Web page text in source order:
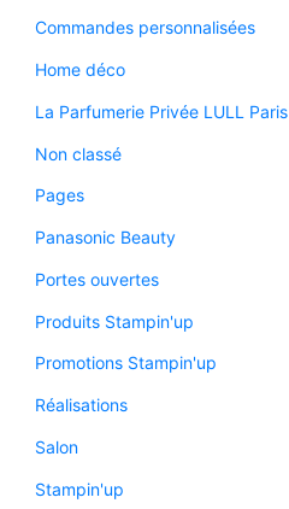
Commandes personnalisées
Home déco
La Parfumerie Privée LULL Paris
Non classé
Pages
Panasonic Beauty
Portes ouvertes
Produits Stampin'up
Promotions Stampin'up
Réalisations
Salon
Stampin'up